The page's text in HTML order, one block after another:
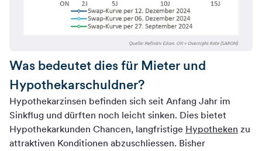
Was bedeutet dies für Mieter und
Hypothekarschuldner?
Hypothekarzinsen befinden sich seit Anfang Jahr im
Sinkflug und dürften noch leicht sinken. Dies bietet
Hypothekarkunden Chancen, langfristige Hypotheken zu
attraktiven Konditionen abzuschliessen. Bisher